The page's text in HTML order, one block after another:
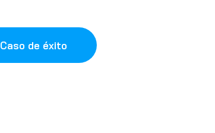
Caso de éxito